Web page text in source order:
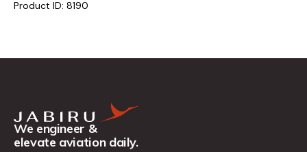
Product ID: 8190
We engineer &
elevate aviation daily.